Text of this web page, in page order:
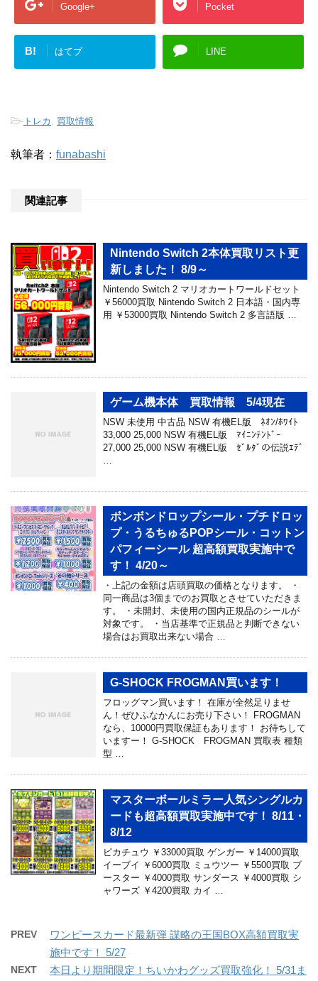
Google+ Pocket
B! はてブ LINE
- トレカ 買取情報
執筆者： funabashi
関連記事
Nintendo Switch 2本体買取リスト更
新しました！ 8/9～
Nintendo Switch 2 マリオカートワールドセット
￥56000買取 Nintendo Switch 2 日本語・国内専
用 ￥53000買取 Nintendo Switch 2 多言語版 …
ゲーム機本体 買取情報 5/4現在
NSW 未使用 中古品 NSW 有機EL版 ﾈｵﾝ/ﾎﾜｲﾄ
33,000 25,000 NSW 有機EL版 ﾏｲﾆﾝﾃﾝﾄﾞｰ
27,000 25,000 NSW 有機EL版 ｾﾞﾙﾀﾞの伝説ｴﾃﾞ
…
ボンボンドロップシール・プチドロッ
プ・うるちゅるPOPシール・コットン
パフィーシール 超高額買取実施中で
す！ 4/20～
・上記の金額は店頭買取の価格となります。 ・
同一商品は3個までのお買取とさせていただきま
す。 ・未開封、未使用の国内正規品のシールが
対象です。 ・当店基準で正規品と判断できない
場合はお買取出来ない場合 …
G-SHOCK FROGMAN買います！
フロッグマン買います！ 在庫が全然足りませ
ん！ぜひふなかんにお売り下さい！ FROGMAN
なら、10000円買取保証もあります！ お待ちして
いますー！ G-SHOCK FROGMAN 買取表 種類
型 …
マスターボールミラー人気シングルカ
ードも超高額買取実施中です！ 8/11・
8/12
ピカチュウ ￥33000買取 ゲンガー ￥14000買取
イーブイ ￥6000買取 ミュウツー ￥5500買取 ブ
ースター ￥4000買取 サンダース ￥4000買取 シ
ャワーズ ￥4200買取 カイ …
PREV
ワンピースカード最新弾 謀略の王国BOX高額買取実
施中です！ 5/27
NEXT 本日より期間限定！ちいかわグッズ買取強化！ 5/31ま